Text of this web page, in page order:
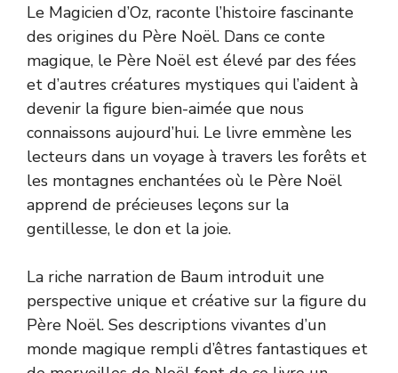
Le Magicien d’Oz, raconte l’histoire fascinante
des origines du Père Noël. Dans ce conte
magique, le Père Noël est élevé par des fées
et d’autres créatures mystiques qui l’aident à
devenir la figure bien-aimée que nous
connaissons aujourd’hui. Le livre emmène les
lecteurs dans un voyage à travers les forêts et
les montagnes enchantées où le Père Noël
apprend de précieuses leçons sur la
gentillesse, le don et la joie.
La riche narration de Baum introduit une
perspective unique et créative sur la figure du
Père Noël. Ses descriptions vivantes d’un
monde magique rempli d’êtres fantastiques et